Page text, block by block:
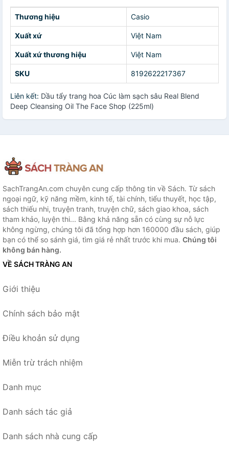
Thương hiệu Casio
Xuất xứ Việt Nam
Xuất xứ thương hiệu Việt Nam
SKU 8192622217367
Liên kết: Dầu tẩy trang hoa Cúc làm sạch sâu Real Blend
Deep Cleansing Oil The Face Shop (225ml)
SachTrangAn.com chuyên cung cấp thông tin về Sách. Từ sách
ngoại ngữ, kỹ năng mềm, kinh tế, tài chính, tiểu thuyết, học tập,
sách thiếu nhi, truyện tranh, truyện chữ, sách giao khoa, sách
tham khảo, luyện thi... Bằng khả năng sẵn có cùng sự nỗ lực
không ngừng, chúng tôi đã tổng hợp hơn 160000 đầu sách, giúp
bạn có thể so sánh giá, tìm giá rẻ nhất trước khi mua. Chúng tôi
không bán hàng.
VỀ SÁCH TRÀNG AN
Giới thiệu
Chính sách bảo mật
Điều khoản sử dụng
Miễn trừ trách nhiệm
Danh mục
Danh sách tác giả
Danh sách nhà cung cấp